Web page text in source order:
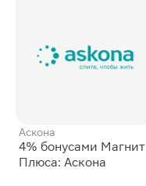
Аскона
4% бонусами Магнит
Плюса: Аскона